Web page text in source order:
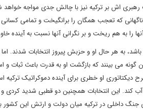
که تعجب همگان را برانگیخت و تمامی کسانی
را به هم ریخت و بر نگرانی آنها نسبت به آینده
به هر حال او و حزبش پیروز انتخابات شدند. اما
گونه می بینند که بازگشت او به قدرت باعث ثبات
او خطری برای آینده دموکراتیک
این انتخابات همچنین دو قطبی شدید کردی و
داخلی در ترکیه میان دولت و ارتش این کشور